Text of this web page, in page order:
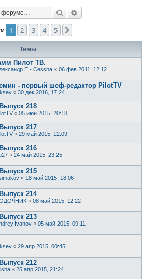
Поиск
1 2 3 4 5
Темы
Пилот ТВ.
E - Cessna « 06 фев 2011, 12:12
- первый шеф-редактор PilotTV
« 30 дек 2016, 17:24
218
« 05 июн 2015, 20:18
217
« 29 май 2015, 12:09
216
« 24 май 2015, 23:25
215
« 18 май 2015, 18:06
214
« 08 май 2015, 12:22
213
Ivanov « 05 май 2015, 09:11
« 29 апр 2015, 00:45
212
« 25 апр 2015, 21:24